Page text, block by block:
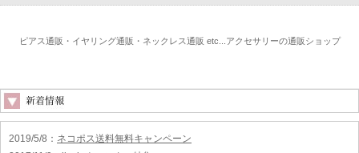
ピアス通販・イヤリング通販・ネックレス通販 etc...アクセサリーの通販ショップ
2019/5/8 ： ネコポス送料無料キャンペーン